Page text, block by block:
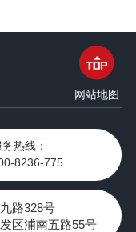
网站地图
务热线：
8236-775
路328号
区浦南五路55号